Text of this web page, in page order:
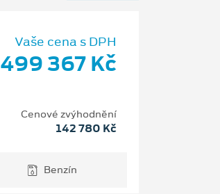
Vaše cena s DPH
499 367 Kč
Cenové zvýhodnění
142 780 Kč
Benzín